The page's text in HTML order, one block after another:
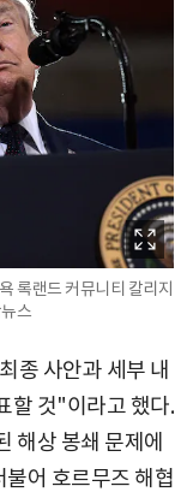
록랜드 커뮤니티 칼리지
스
종 사안과 세부 내
할 것"이라고 했다.
해상 봉쇄 문제에
어 호르무즈 해협